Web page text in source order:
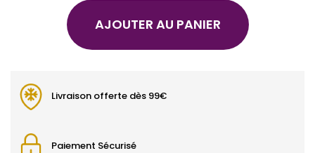
AJOUTER AU PANIER
Livraison offerte dès 99€
Paiement Sécurisé